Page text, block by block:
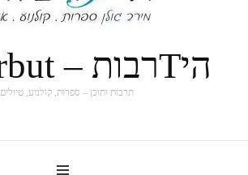
היTרבות – HiTarbut
תרבות ותוכן – ספרות, קולנוע, טיולים